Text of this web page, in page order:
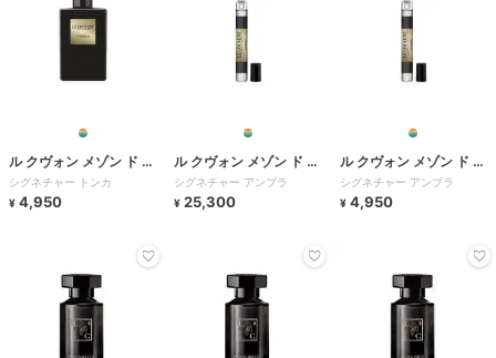
ル クヴォン メゾン ド パ
ルファム
シグネチャー トンカ
¥ 4,950
ル クヴォン メゾン ド パ
ルファム
シグネチャー アンブラ
¥ 25,300
ル クヴォン メゾン ド パ
ルファム
シグネチャー アンブラ
¥ 4,950